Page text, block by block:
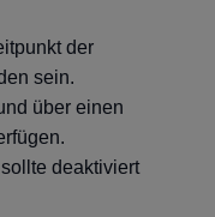
der
sein.
über einen
deaktiviert